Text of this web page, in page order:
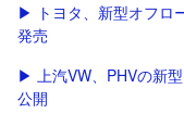
▶ トヨタ、新型オフロ
発売
▶ 上汽VW、PHVの新
公開